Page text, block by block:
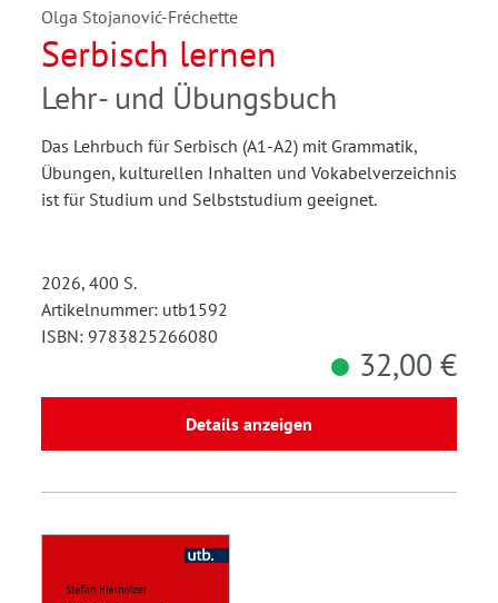
Olga Stojanović-Fréchette
Serbisch lernen
Lehr- und Übungsbuch
Das Lehrbuch für Serbisch (A1-A2) mit Grammatik,
Übungen, kulturellen Inhalten und Vokabelverzeichnis
ist für Studium und Selbststudium geeignet.
2026, 400 S.
Artikelnummer: utb1592
ISBN: 9783825266080
32,00 €
Details anzeigen